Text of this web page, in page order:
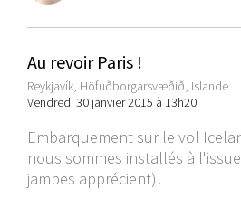
Au revoir Paris !
Reykjavík, Höfuðborgarsvæðið, Islande
Vendredi 30 janvier 2015 à 13h20
Embarquement sur le vol
nous sommes installés à
jambes apprécient)!